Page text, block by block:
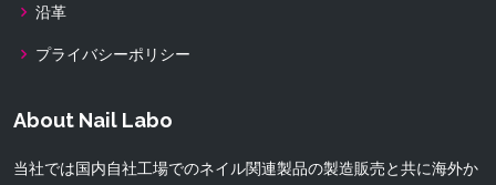
沿革
プライバシーポリシー
About Nail Labo
当社では国内自社工場でのネイル関連製品の製造販売と共に海外か